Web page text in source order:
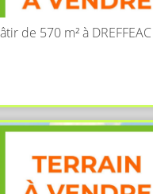
de 570 m² à